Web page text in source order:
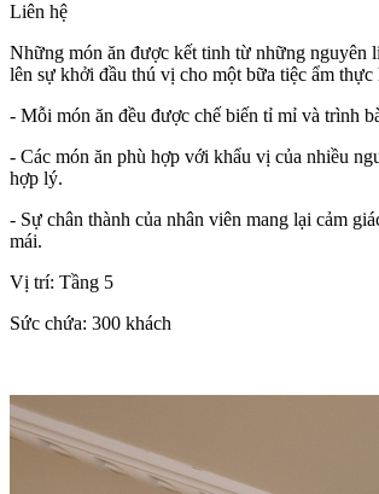
Liên hệ
Những món ăn được kết tinh từ những nguyên
lên sự khởi đầu thú vị cho một bữa tiệc ẩm thực
- Mỗi món ăn đều được chế biến tỉ mỉ và trình
- Các món ăn phù hợp với khẩu vị của nhiều
hợp lý.
- Sự chân thành của nhân viên mang lại cảm
mái.
Vị trí: Tầng 5
Sức chứa: 300 khách